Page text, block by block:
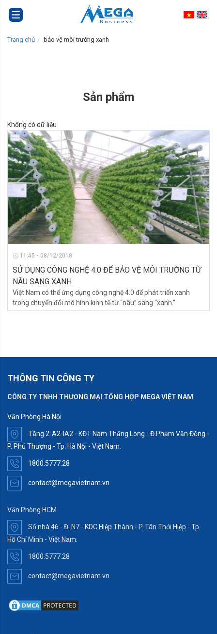
Trang chủ bảo vệ môi trường xanh
Sản phẩm
Không có dữ liệu
11:45 - 08/12/2018
SỬ DỤNG CÔNG NGHỆ 4.0 ĐỂ BẢO VỆ MÔI TRƯỜNG TỪ
NÂU SANG XANH
Việt Nam có thể ứng dụng công nghệ 4.0 để phát triển xanh
trong chuyển đổi mô hình kinh tế từ “nâu” sang “xanh.”
THÔNG TIN CÔNG TY
CÔNG TY TNHH THƯƠNG MẠI TỔNG HỢP MEGA VIỆT NAM
Văn Phòng Hà Nội
Tầng 2-A2-IA2 - KĐT Nam Thăng Long - Đ.Phạm Văn Đồng -
P. Phú Thượng - Tp. Hà Nội - Việt Nam.
1800.5777.28
contact@megavietnam.vn
Văn Phòng HCM
Số nhà 46 - Đ. N7 - KDC Hiệp Thành - P. Tân Thới Hiệp - Tp.
Hồ Chí Minh - Việt Nam.
1800.5777.28
contact@megavietnam.vn